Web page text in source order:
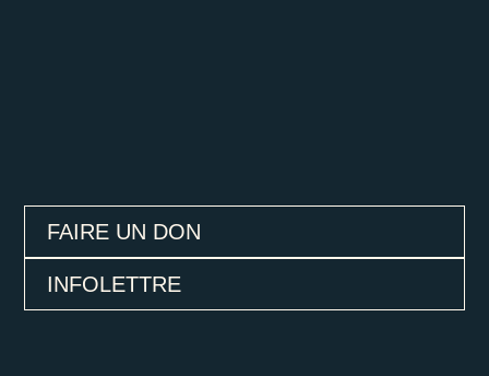
FAIRE UN DON
INFOLETTRE